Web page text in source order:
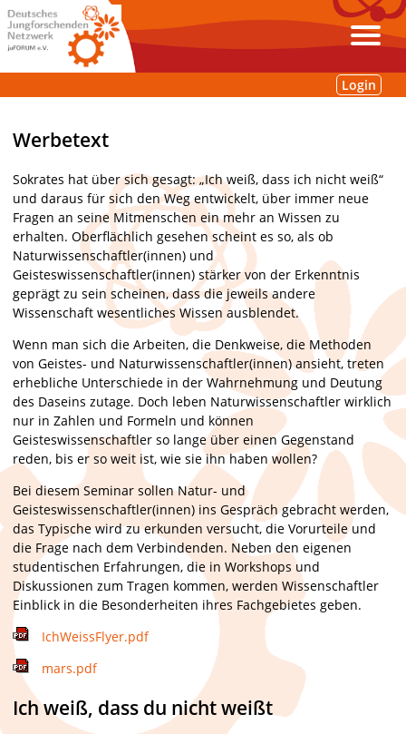
Login
Werbetext
Sokrates hat über sich gesagt: „Ich weiß, dass ich nicht weiß“
und daraus für sich den Weg entwickelt, über immer neue
Fragen an seine Mitmenschen ein mehr an Wissen zu
erhalten. Oberflächlich gesehen scheint es so, als ob
Naturwissenschaftler(innen) und
Geisteswissenschaftler(innen) stärker von der Erkenntnis
geprägt zu sein scheinen, dass die jeweils andere
Wissenschaft wesentliches Wissen ausblendet.
Wenn man sich die Arbeiten, die Denkweise, die Methoden
von Geistes- und Naturwissenschaftler(innen) ansieht, treten
erhebliche Unterschiede in der Wahrnehmung und Deutung
des Daseins zutage. Doch leben Naturwissenschaftler wirklich
nur in Zahlen und Formeln und können
Geisteswissenschaftler so lange über einen Gegenstand
reden, bis er so weit ist, wie sie ihn haben wollen?
Bei diesem Seminar sollen Natur- und
Geisteswissenschaftler(innen) ins Gespräch gebracht werden,
das Typische wird zu erkunden versucht, die Vorurteile und
die Frage nach dem Verbindenden. Neben den eigenen
studentischen Erfahrungen, die in Workshops und
Diskussionen zum Tragen kommen, werden Wissenschaftler
Einblick in die Besonderheiten ihres Fachgebietes geben.
IchWeissFlyer.pdf
mars.pdf
Ich weiß, dass du nicht weißt